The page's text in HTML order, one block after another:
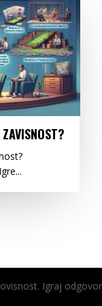
Igraj